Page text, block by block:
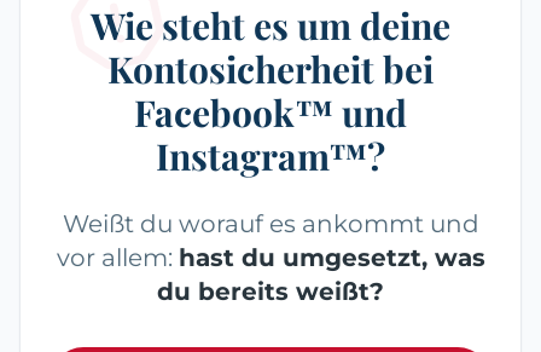
Wie steht es um deine
Kontosicherheit bei
Facebook™ und
Instagram™?
Weißt du worauf es ankommt und
vor allem: hast du umgesetzt, was
du bereits weißt?